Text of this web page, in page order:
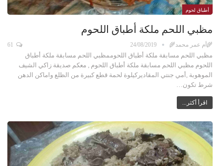
أطباق لحوم
مظبي اللحم ملكة أطباق اللحوم
🌾أم عمر محمد🌾 24/08/2019
مظبي اللحم مسابقة ملكة أطباق اللحوممظبي اللحم مسابقة ملكة أطباق
اللحوم مظبي اللحم مسابقة ملكة أطباق اللحوم , معكم صديقة زاكي الشيف
الموهوبة ,أمي جنتي المقاديركيلوة لحمة قطع كبيرة من الظلع واماكن الدهن
شرط تكون…
اقرأ أكثر...